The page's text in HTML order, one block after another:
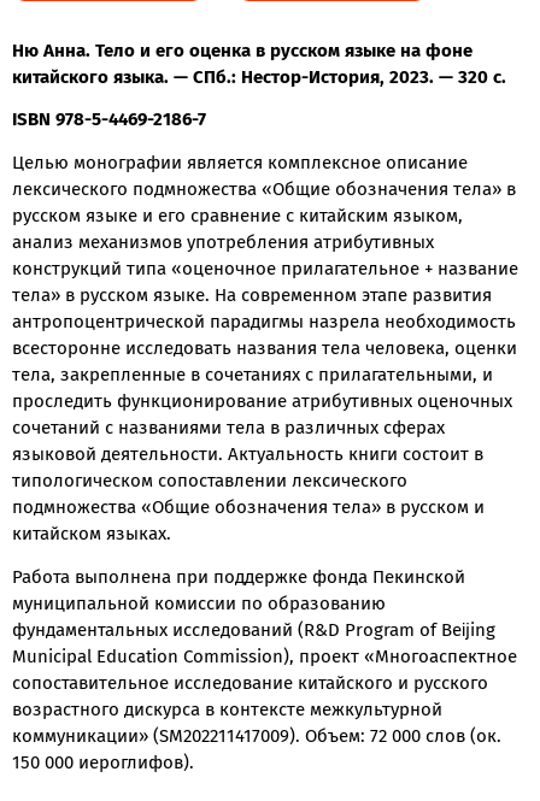
Ню Анна. Тело и его оценка в русском языке на фоне
китайского языка. — СПб.: Нестор-История, 2023. — 320 с.
ISBN 978-5-4469-2186-7
Целью монографии является комплексное описание
лексического подмножества «Общие обозначения тела» в
русском языке и его сравнение с китайским языком,
анализ механизмов употребления атрибутивных
конструкций типа «оценочное прилагательное + название
тела» в русском языке. На современном этапе развития
антропоцентрической парадигмы назрела необходимость
всесторонне исследовать названия тела человека, оценки
тела, закрепленные в сочетаниях с прилагательными, и
проследить функционирование атрибутивных оценочных
сочетаний с названиями тела в различных сферах
языковой деятельности. Актуальность книги состоит в
типологическом сопоставлении лексического
подмножества «Общие обозначения тела» в русском и
китайском языках.
Работа выполнена при поддержке фонда Пекинской
муниципальной комиссии по образованию
фундаментальных исследований (R&D Program of Beĳing
Municipal Education Commission), проект «Многоаспектное
сопоставительное исследование китайского и русского
возрастного дискурса в контексте межкультурной
коммуникации» (SM202211417009). Объем: 72 000 слов (ок.
150 000 иероглифов).